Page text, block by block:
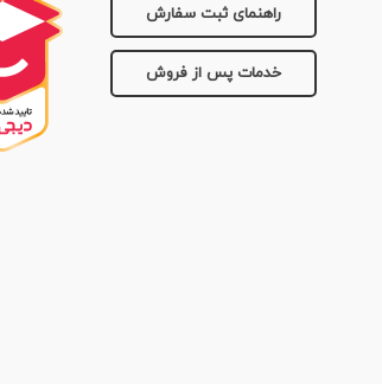
راهنمای ثبت سفارش
خدمات پس از فروش